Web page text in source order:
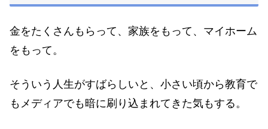
金をたくさんもらって、家族をもって、マイホーム
をもって。
そういう人生がすばらしいと、小さい頃から教育で
もメディアでも暗に刷り込まれてきた気もする。